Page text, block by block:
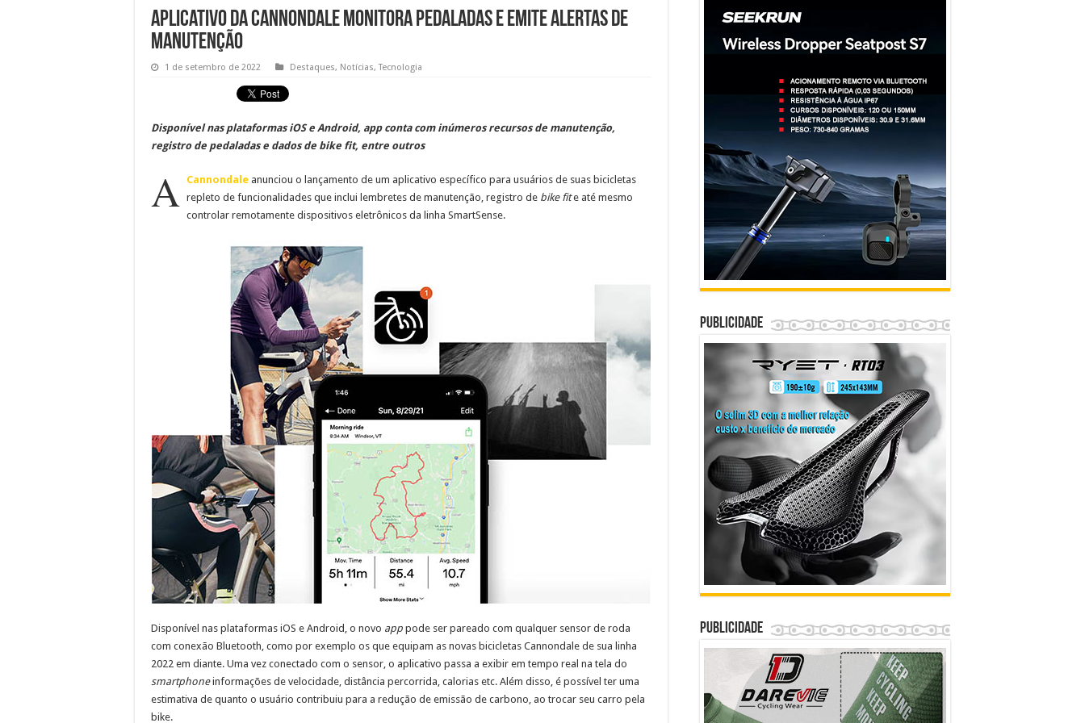
Aplicativo da Cannondale monitora pedaladas e emite alertas de
manutenção
1 de setembro de 2022 Destaques, Notícias,Tecnologia
Disponível nas plataformas iOS e Android, app conta com inúmeros recursos de manutenção,
registro de pedaladas e dados de bike fit, entre outros
A Cannondale anunciou o lançamento de um aplicativo específico para usuários de suas bicicletas
repleto de funcionalidades que inclui lembretes de manutenção, registro de bike fite até mesmo
controlar remotamente dispositivos eletrônicos da linha SmartSense.
Disponível nas plataformas iOS e Android, o novo app pode ser pareado com qualquer sensor de roda
com conexão Bluetooth, como por exemplo os que equipam as novas bicicletas Cannondale de sua linha
2022 em diante. Uma vez conectado com o sensor, o aplicativo passa a exibir em tempo real na tela do
smartphoneinformações de velocidade, distância percorrida, calorias etc. Além disso, é possível ter uma
estimativa de quanto o usuário contribuiu para a redução de emissão de carbono, ao trocar seu carro pela
bike.
Publicidade
Publicidade